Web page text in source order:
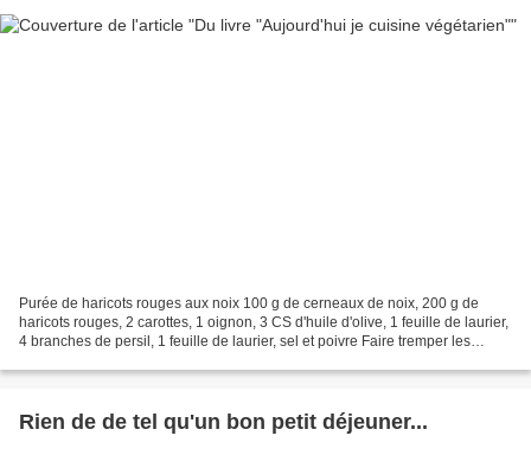
Purée de haricots rouges aux noix 100 g de cerneaux de noix, 200 g de
haricots rouges, 2 carottes, 1 oignon, 3 CS d'huile d'olive, 1 feuille de laurier,
4 branches de persil, 1 feuille de laurier, sel et poivre Faire tremper les
Rien de de tel qu'un bon petit déjeuner...